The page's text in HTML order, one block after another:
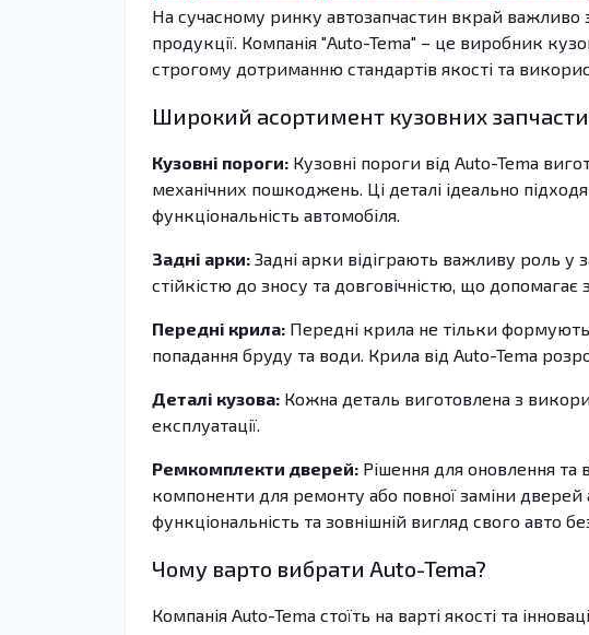
На сучасному ринку автозапчастин вкрай важливо
продукції. Компанія "Auto-Tema" – це виробник
строгому дотриманню стандартів якості та
Широкий асортимент кузовних
Кузовні пороги: Кузовні пороги від Auto-Tema
механічних пошкоджень. Ці деталі ідеально
функціональність автомобіля.
Задні арки: Задні арки відіграють важливу роль у
стійкістю до зносу та довговічністю, що допомагає
Передні крила: Передні крила не тільки формують
попадання бруду та води. Крила від Auto-Tema
Деталі кузова: Кожна деталь виготовлена з
експлуатації.
Ремкомплекти дверей: Рішення для оновлення та
компоненти для ремонту або повної заміни дверей
функціональність та зовнішній вигляд свого авто
Чому варто вибрати Auto-Tema?
Компанія Auto-Tema стоїть на варті якості та